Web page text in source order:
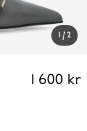
/ 2
Pris
1 600 kr